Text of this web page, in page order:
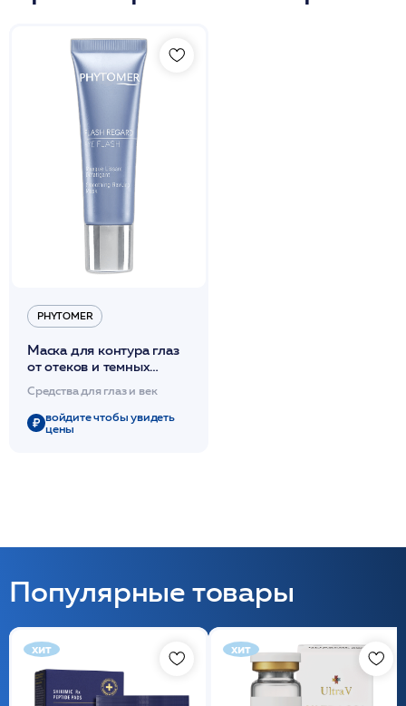
PHYTOMER
Маска для контура глаз
от отеков и темных
30мл / PHYTOMER*
Средства для глаз и век
войдите чтобы увидеть
цены
Популярные товары
хит хит